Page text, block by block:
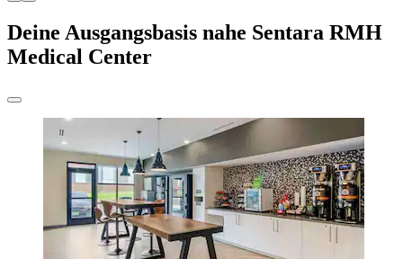
Deine Ausgangsbasis nahe Sentara RMH
Medical Center